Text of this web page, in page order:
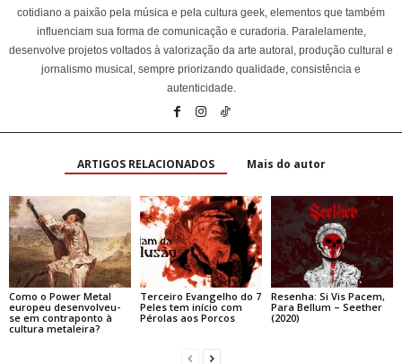
cotidiano a paixão pela música e pela cultura geek, elementos que também
influenciam sua forma de comunicação e curadoria. Paralelamente,
desenvolve projetos voltados à valorização da arte autoral, produção cultural e
jornalismo musical, sempre priorizando qualidade, consistência e
autenticidade.
ARTIGOS RELACIONADOS Mais do autor
Como o Power Metal
europeu desenvolveu-
se em contraponto à
cultura metaleira?
Terceiro Evangelho do 7
Peles tem início com
Pérolas aos Porcos
Resenha: Si Vis Pacem,
Para Bellum – Seether
(2020)